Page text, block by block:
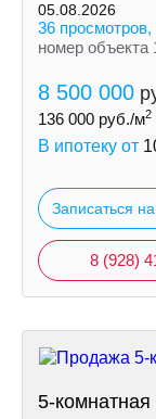
05.08.2026
36 просмотров,
номер объекта
8 500 000
136 000 руб./м2
В ипотеку от
Записаться
8 (928)
5-